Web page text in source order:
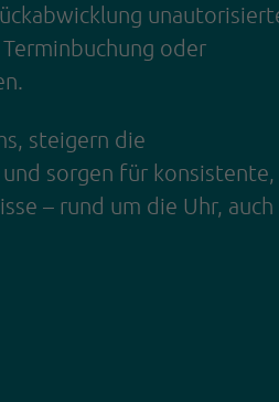
oder
steigern die
sorgen für konsistente,
– rund um die Uhr, auch